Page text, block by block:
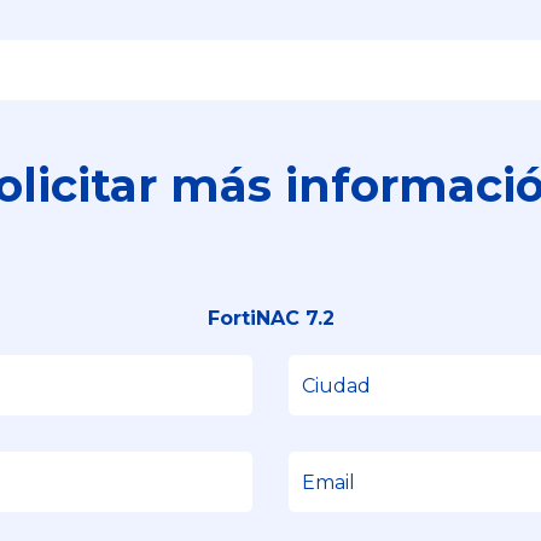
más
FortiNAC 7.2